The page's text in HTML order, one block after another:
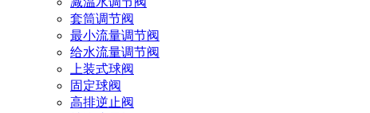
套筒调节阀
最小流量调节阀
给水流量调节阀
上装式球阀
固定球阀
高排逆止阀